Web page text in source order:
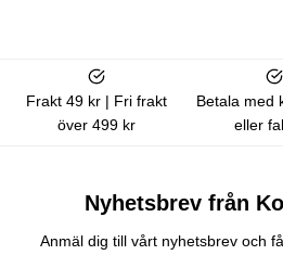
Frakt 49 kr | Fri frakt
över 499 kr
Betala med
eller
Nyhetsbrev från
Anmäl dig till vårt nyhetsbrev och